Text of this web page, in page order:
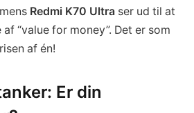
Redmi K70 Ultra ser ud til at
“value for money”. Det er som
af én!
Er din